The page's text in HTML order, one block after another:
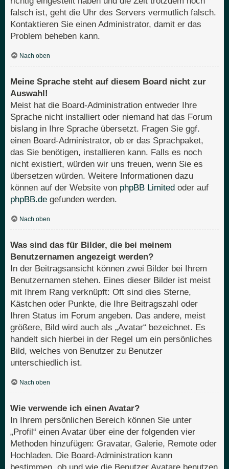
falsch ist, geht die Uhr des Servers vermutlich falsch.
Kontaktieren Sie einen Administrator, damit er das
Problem beheben kann.
Nach oben
Meine Sprache steht auf diesem Board nicht zur
Auswahl!
Meist hat die Board-Administration entweder Ihre
Sprache nicht installiert oder niemand hat das Forum
bislang in Ihre Sprache übersetzt. Fragen Sie ggf.
einen Board-Administrator, ob er das Sprachpaket,
das Sie benötigen, installieren kann. Falls es noch
nicht existiert, würden wir uns freuen, wenn Sie es
übersetzen würden. Weitere Informationen dazu
können auf der Website von phpBB Limited oder auf
phpBB.de gefunden werden.
Nach oben
Was sind das für Bilder, die bei meinem
Benutzernamen angezeigt werden?
In der Beitragsansicht können zwei Bilder bei Ihrem
Benutzernamen stehen. Eines dieser Bilder ist meist
mit Ihrem Rang verknüpft: Oft sind dies Sterne,
Kästchen oder Punkte, die Ihre Beitragszahl oder
Ihren Status im Forum angeben. Das andere, meist
größere, Bild wird auch als „Avatar“ bezeichnet. Es
handelt sich hierbei in der Regel um ein persönliches
Bild, welches von Benutzer zu Benutzer
unterschiedlich ist.
Nach oben
Wie verwende ich einen Avatar?
In Ihrem persönlichen Bereich können Sie unter
„Profil“ einen Avatar über eine der folgenden vier
Methoden hinzufügen: Gravatar, Galerie, Remote oder
Hochladen. Die Board-Administration kann